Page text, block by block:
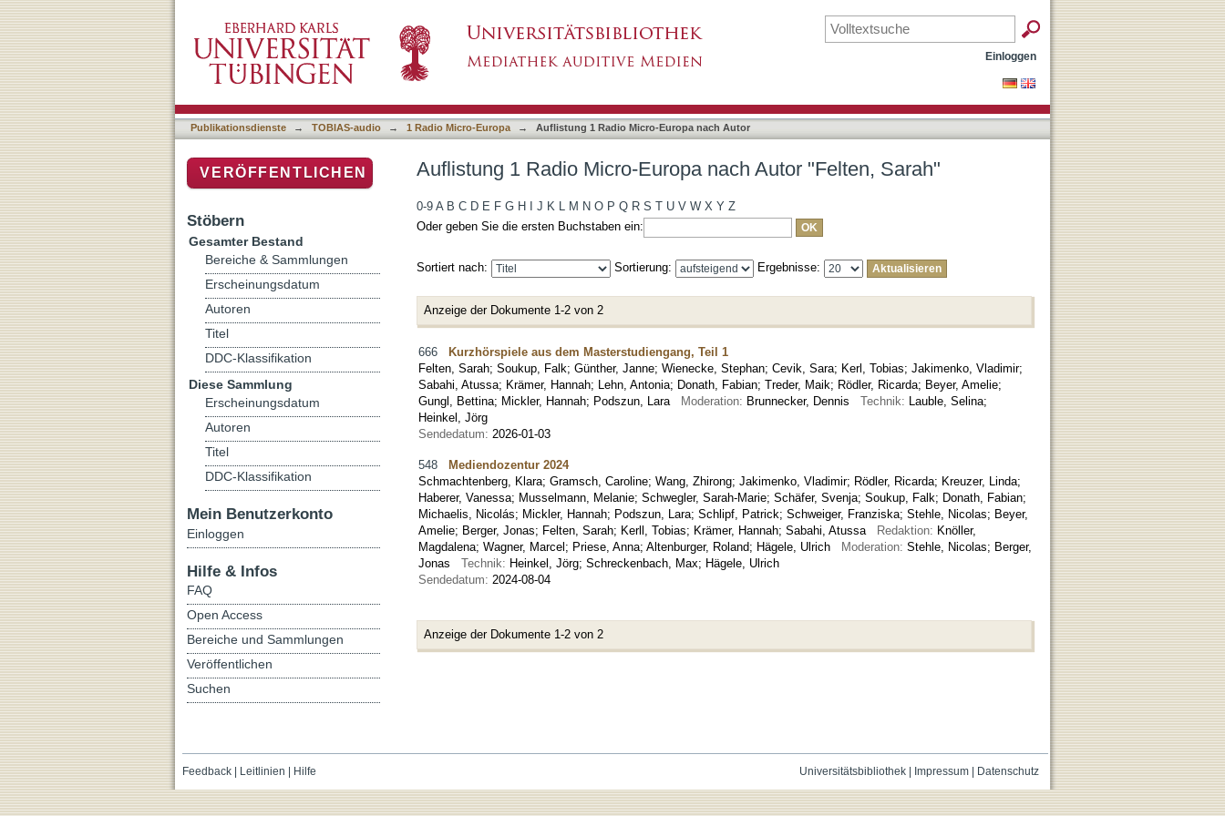
Einloggen
Publikationsdienste → TOBIAS-audio → 1 Radio Micro-Europa → Auflistung 1 Radio Micro-Europa nach Autor
Auflistung 1 Radio Micro-Europa nach Autor "Felten, Sarah"
0-9 A B C D E F G H J K L M N O P Q R S T U V W X Y Z
Oder geben Sie die ersten Buchstaben ein:
Sortiert nach: Sortierung: Ergebnisse:
Anzeige der Dokumente 1-2 von 2
666 Kurzhörspiele aus dem Masterstudiengang, Teil 1
Felten, Sarah; Soukup, Falk; Günther, Janne; Wienecke, Stephan; Cevik, Sara; Kerl, Tobias; Jakimenko, Vladimir;
Sabahi, Atussa; Krämer, Hannah; Lehn, Antonia; Donath, Fabian; Treder, Maik; Rödler, Ricarda; Beyer, Amelie;
Gungl, Bettina; Mickler, Hannah; Podszun, Lara Moderation: Brunnecker, Dennis Technik: Lauble, Selina;
Heinkel, Jörg
Sendedatum: 2026-01-03
548 Mediendozentur 2024
Schmachtenberg, Klara; Gramsch, Caroline; Wang, Zhirong; Jakimenko, Vladimir; Rödler, Ricarda; Kreuzer, Linda;
Haberer, Vanessa; Musselmann, Melanie; Schwegler, Sarah-Marie; Schäfer, Svenja; Soukup, Falk; Donath, Fabian;
Michaelis, Nicolás; Mickler, Hannah; Podszun, Lara; Schlipf, Patrick; Schweiger, Franziska; Stehle, Nicolas; Beyer,
Amelie; Berger, Jonas; Felten, Sarah; Kerll, Tobias; Krämer, Hannah; Sabahi, Atussa Redaktion: Knöller,
Magdalena; Wagner, Marcel; Priese, Anna; Altenburger, Roland; Hägele, Ulrich Moderation: Stehle, Nicolas; Berger,
Jonas Technik: Heinkel, Jörg; Schreckenbach, Max; Hägele, Ulrich
Sendedatum: 2024-08-04
Anzeige der Dokumente 1-2 von 2
VERÖFFENTLICHEN
Stöbern
Gesamter Bestand
Bereiche & Sammlungen
Erscheinungsdatum
Autoren
Titel
DDC-Klassifikation
Diese Sammlung
Erscheinungsdatum
Autoren
Titel
DDC-Klassifikation
Mein Benutzerkonto
Einloggen
Hilfe & Infos
FAQ
Open Access
Bereiche und Sammlungen
Veröffentlichen
Suchen
Universitätsbibliothek| Impressum| Datenschutz
Feedback| Leitlinien | Hilfe